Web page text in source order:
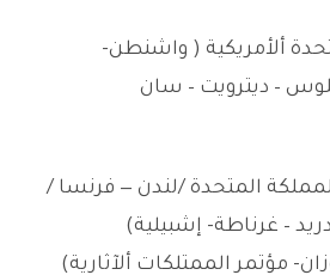
المتحدة ألأمريكية ( واشنطن-
– ديترويت – سان
المتحدة /لندن — فرنسا /
– غرناطة- إشبيلية)
مؤتمر الممتلكات ألآثارية)